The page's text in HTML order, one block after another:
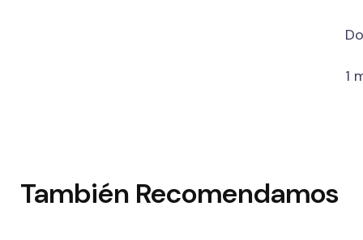
1
También Recomendamos